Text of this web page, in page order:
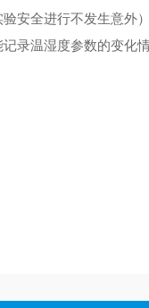
安全进行不发生意外）
录温湿度参数的变化情